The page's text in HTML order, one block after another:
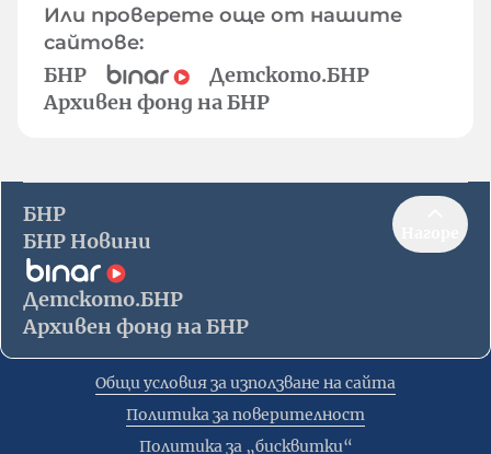
Или проверете още от нашите
сайтове:
БНР
Детското.БНР
Архивен фонд на БНР
БНР
БНР Новини
Детското.БНР
Архивен фонд на БНР
Общи условия за използване на сайта
Политика за поверителност
Политика за „бисквитки“